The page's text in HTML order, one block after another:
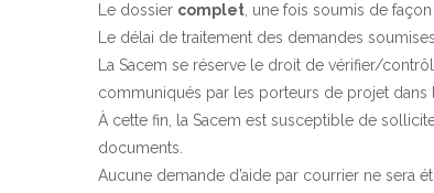
Le dossier complet , une fois soumis de
Le délai de traitement des demandes
La Sacem se réserve le droit de vérifier/
communiqués par les porteurs de projet dans
À cette fin, la Sacem est susceptible de
documents.
Aucune demande d’aide par courrier ne sera